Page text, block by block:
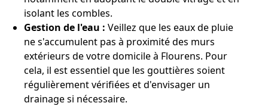
isolant les combles.
Gestion de l'eau : Veillez que les eaux de pluie
ne s'accumulent pas à proximité des murs
extérieurs de votre domicile à Flourens. Pour
cela, il est essentiel que les gouttières soient
régulièrement vérifiées et d'envisager un
drainage si nécessaire.